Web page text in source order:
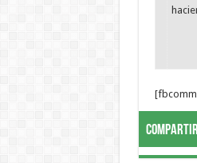
Compartir